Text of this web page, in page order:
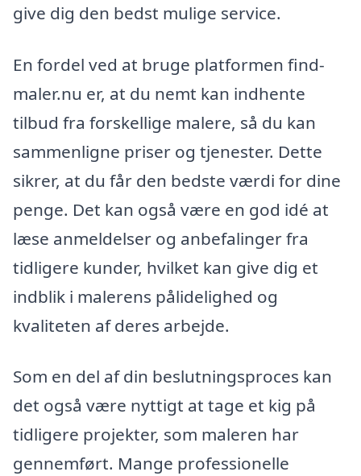
give dig den bedst mulige service.
En fordel ved at bruge platformen find-
maler.nu er, at du nemt kan indhente
tilbud fra forskellige malere, så du kan
sammenligne priser og tjenester. Dette
sikrer, at du får den bedste værdi for dine
penge. Det kan også være en god idé at
læse anmeldelser og anbefalinger fra
tidligere kunder, hvilket kan give dig et
indblik i malerens pålidelighed og
kvaliteten af deres arbejde.
Som en del af din beslutningsproces kan
det også være nyttigt at tage et kig på
tidligere projekter, som maleren har
gennemført. Mange professionelle